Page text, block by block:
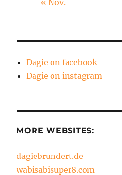
« Nov.
Dagie on facebook
Dagie on instagram
MORE WEBSITES:
dagiebrundert.de
wabisabisuper8.com